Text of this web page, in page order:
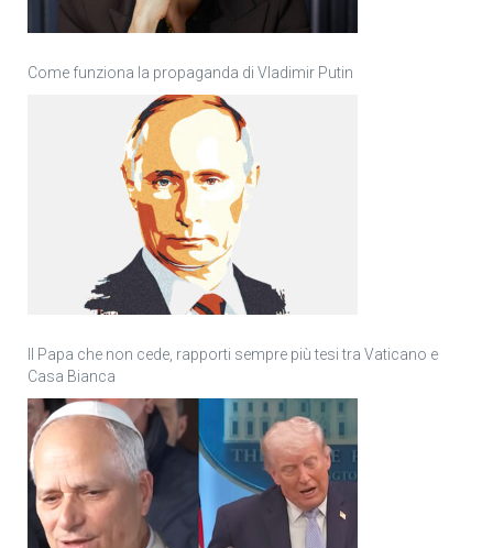
Come funziona la propaganda di Vladimir Putin
Il Papa che non cede, rapporti sempre più tesi tra Vaticano e
Casa Bianca